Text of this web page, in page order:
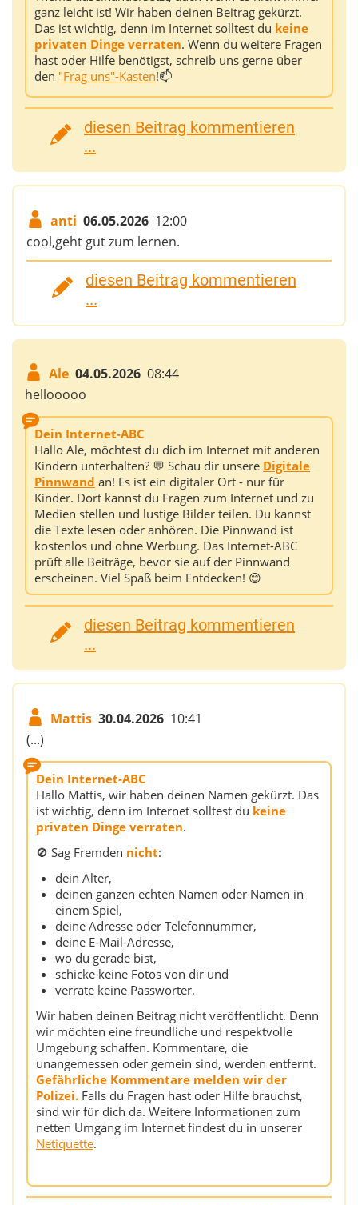
ganz leicht ist! Wir haben deinen Beitrag gekürzt.
Das ist wichtig, denn im Internet solltest du keine
privaten Dinge verraten. Wenn du weitere Fragen
hast oder Hilfe benötigst, schreib uns gerne über
den "Frag uns"-Kasten!📫
diesen Beitrag kommentieren
...
anti 06.05.2026 12:00
cool,geht gut zum lernen.
diesen Beitrag kommentieren
...
Ale 04.05.2026 08:44
hellooooo
Dein Internet-ABC
Hallo Ale, möchtest du dich im Internet mit anderen
Kindern unterhalten? 💬 Schau dir unsere Digitale
Pinnwand an! Es ist ein digitaler Ort - nur für
Kinder. Dort kannst du Fragen zum Internet und zu
Medien stellen und lustige Bilder teilen. Du kannst
die Texte lesen oder anhören. Die Pinnwand ist
kostenlos und ohne Werbung. Das Internet-ABC
prüft alle Beiträge, bevor sie auf der Pinnwand
erscheinen. Viel Spaß beim Entdecken! 😊
diesen Beitrag kommentieren
...
Mattis 30.04.2026 10:41
(...)
Dein Internet-ABC
Hallo Mattis, wir haben deinen Namen gekürzt. Das
ist wichtig, denn im Internet solltest du keine
privaten Dinge verraten.
🚫 Sag Fremden nicht:
dein Alter,
deinen ganzen echten Namen oder Namen in
einem Spiel,
deine Adresse oder Telefonnummer,
deine E‑Mail‑Adresse,
wo du gerade bist,
schicke keine Fotos von dir und
verrate keine Passwörter.
Wir haben deinen Beitrag nicht veröffentlicht. Denn
wir möchten eine freundliche und respektvolle
Umgebung schaffen. Kommentare, die
unangemessen oder gemein sind, werden entfernt.
Gefährliche Kommentare melden wir der
Polizei. Falls du Fragen hast oder Hilfe brauchst,
sind wir für dich da. Weitere Informationen zum
netten Umgang im Internet findest du in unserer
Netiquette.